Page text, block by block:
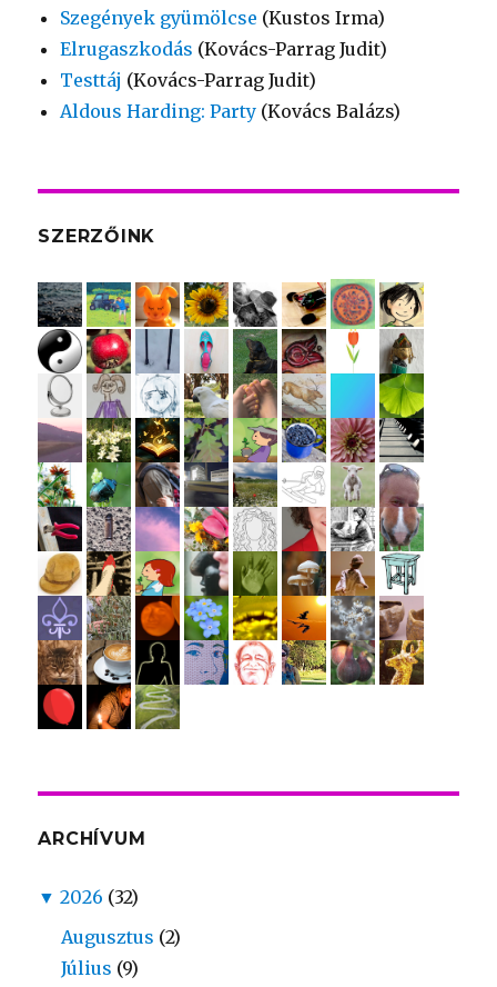
Szegények gyümölcse (Kustos Irma)
Elrugaszkodás (Kovács-Parrag Judit)
Testtáj (Kovács-Parrag Judit)
Aldous Harding: Party (Kovács Balázs)
SZERZŐINK
ARCHÍVUM
▼ 2026 (32)
Augusztus (2)
Július (9)